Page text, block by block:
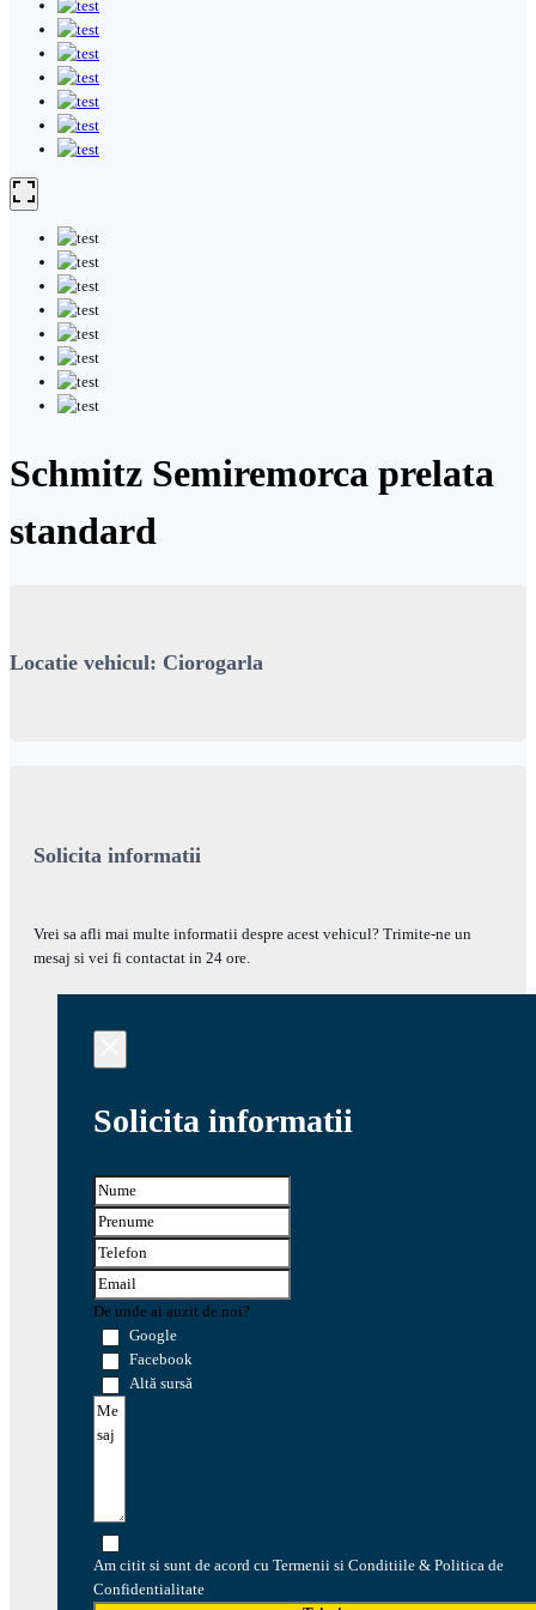
Schmitz Semiremorca prelata
standard
Locatie vehicul: Ciorogarla
Solicita informatii
Vrei sa afli mai multe informatii despre acest vehicul? Trimite-ne un
mesaj si vei fi contactat in 24 ore.
Solicita informatii
De unde ai auzit de noi?
Google
Facebook
Altă sursă
Am citit si sunt de acord cu Termenii si Conditiile & Politica de
Confidentialitate